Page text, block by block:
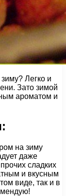
Легко и
Зато зимой
ароматом и
на зиму
даже
сладких
и вкусным
виде, так и в